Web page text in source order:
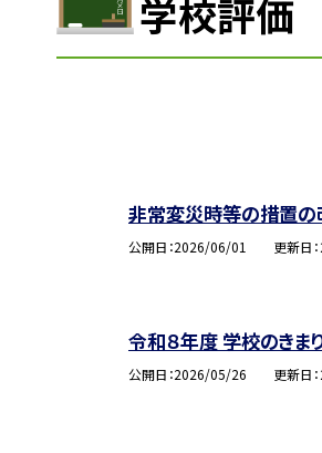
学校評価
非常変災時等の措置の
公開日 2026/06/01 更新日
令和８年度 学校のきま
公開日 2026/05/26 更新日